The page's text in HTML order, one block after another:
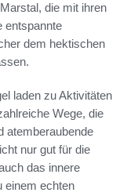
die mit ihren
entspannte
dem hektischen
laden zu Aktivitäten
Wege, die
atemberaubende
nur gut für die
das innere
echten